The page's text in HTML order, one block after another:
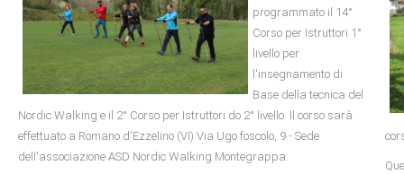
programmato il 14°
Corso per Istruttori 1°
livello per
l'insegnamento di
Base della tecnica del
Nordic Walking e il 2° Corso per Istruttori do 2° livello. Il corso sarà
effettuato a Romano d'Ezzelino (VI) Via Ugo foscolo, 9 - Sede
dell'associazione ASD Nordic Walking Montegrappa.